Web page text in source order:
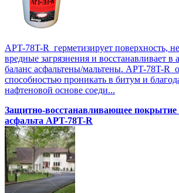
APT-78T-R герметизирует поверхность,
вредные загрязнения и восстанавливает в
баланс асфальтены/мальтены. APT-78T-R
способностью проникать в битум и
нафтеновой основе соеди...
Защитно-восстанавливающее покрытие
асфальта APT-78T-R